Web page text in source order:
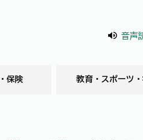
音声
保険 教育・スポーツ